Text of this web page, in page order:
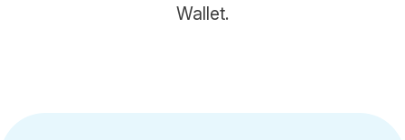
Wallet.